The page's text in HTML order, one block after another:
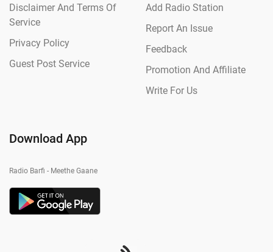
Disclaimer And Terms Of
Service
Privacy Policy
Guest Post Service
Add Radio Station
Report An Issue
Feedback
Promotion And Affiliate
Write For Us
Download App
Radio Barfi - Meethe Gaane